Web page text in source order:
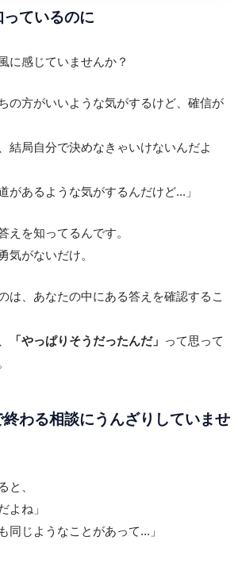
ているのに
に感じていませんか？
の方がいいような気がするけど、確信が
結局自分で決めなきゃいけないんだよ
があるような気がするんだけど...」
えを知ってるんです。
気がないだけ。
は、あなたの中にある答えを確認するこ
「やっぱりそうだったんだ」 って思って
終わる相談にうんざりしていませ
と、
よね」
同じようなことがあって...」